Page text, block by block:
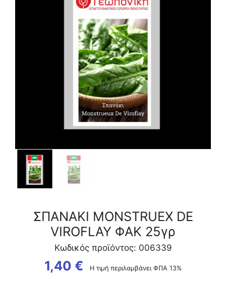
ΣΠΑΝΑΚΙ MONSTRUEX DE
VIROFLAY ΦΑΚ 25γρ
Κωδικός προϊόντος: 006339
1,40 € Η τιμή περιλαμβάνει ΦΠΑ 13%